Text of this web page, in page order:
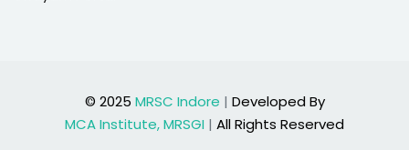
© 2025 MRSC Indore | Developed By
MCA Institute, MRSGI | All Rights Reserved